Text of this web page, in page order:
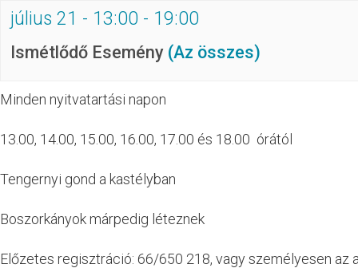
július 21 - 13:00 - 19:00
Ismétlődő Esemény (Az összes)
Minden nyitvatartási napon
13.00, 14.00, 15.00, 16.00, 17.00 és 18.00 órától
Tengernyi gond a kastélyban
Boszorkányok márpedig léteznek
Előzetes regisztráció: 66/650 218, vagy személyesen az